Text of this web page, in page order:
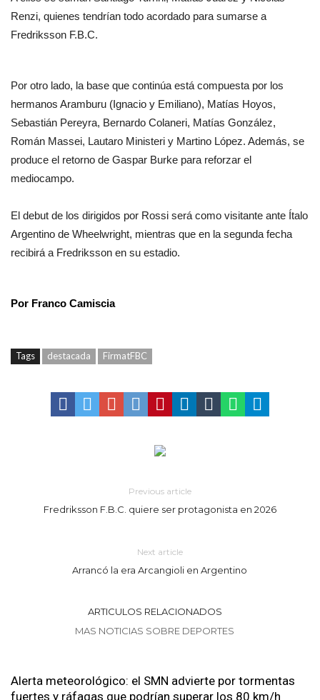
Renzi, quienes tendrían todo acordado para sumarse a
Fredriksson F.B.C.
Por otro lado, la base que continúa está compuesta por los
hermanos Aramburu (Ignacio y Emiliano), Matías Hoyos,
Sebastián Pereyra, Bernardo Colaneri, Matías González,
Román Massei, Lautaro Ministeri y Martino López. Además, se
produce el retorno de Gaspar Burke para reforzar el
mediocampo.
El debut de los dirigidos por Rossi será como visitante ante Ítalo
Argentino de Wheelwright, mientras que en la segunda fecha
recibirá a Fredriksson en su estadio.
Por Franco Camiscia
Tags destacada FirmatFBC
Previous article
Fredriksson F.B.C. quiere ser protagonista en 2026
Next article
Arrancó la era Arcangioli en Argentino
ARTICULOS RELACIONADOS
MAS NOTICIAS SOBRE DEPORTES
Alerta meteorológico: el SMN advierte por tormentas
fuertes y ráfagas que podrían superar los 80 km/h